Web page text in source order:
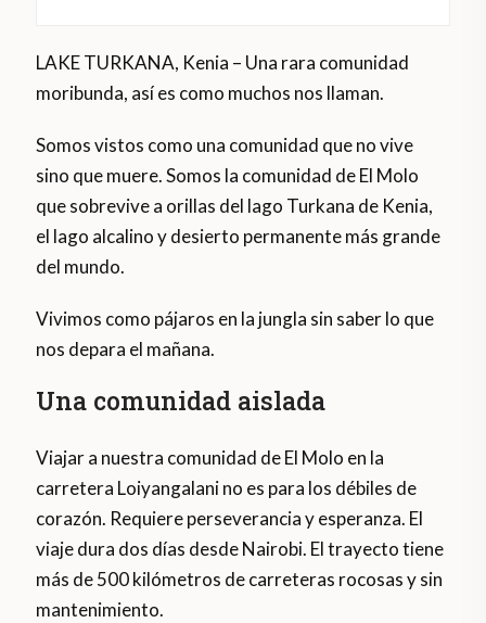
LAKE TURKANA, Kenia – Una rara comunidad
moribunda, así es como muchos nos llaman.
Somos vistos como una comunidad que no vive
sino que muere. Somos la comunidad de El Molo
que sobrevive a orillas del lago Turkana de Kenia,
el lago alcalino y desierto permanente más grande
del mundo.
Vivimos como pájaros en la jungla sin saber lo que
nos depara el mañana.
Una comunidad aislada
Viajar a nuestra comunidad de El Molo en la
carretera Loiyangalani no es para los débiles de
corazón. Requiere perseverancia y esperanza. El
viaje dura dos días desde Nairobi. El trayecto tiene
más de 500 kilómetros de carreteras rocosas y sin
mantenimiento.